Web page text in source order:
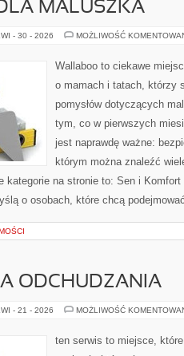
MALUSZKA
- 30 - 2026 MOŻLIWOŚĆ
Wallaboo to ciekawe
o mamach i tatach, którzy
pomysłów dotyczących
tym, co w pierwszych
jest naprawdę ważne:
którym można znaleźć
kategorie na stronie to: Sen i
o osobach, które chcą
ODCHUDZANIA
- 21 - 2026 MOŻLIWOŚĆ
ten serwis to miejsce,